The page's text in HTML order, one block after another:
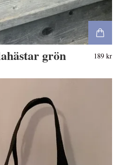
grön 189 kr